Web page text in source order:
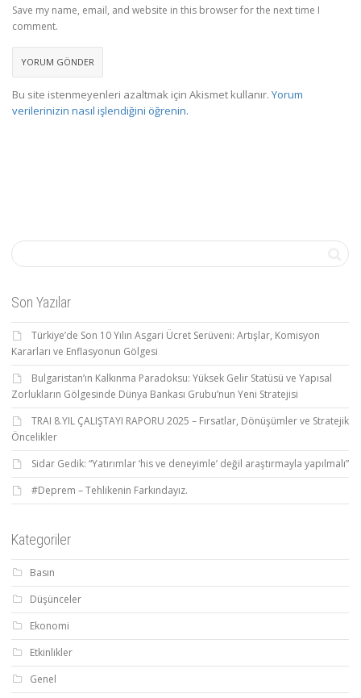
Save my name, email, and website in this browser for the next time I
comment.
Bu site istenmeyenleri azaltmak için Akismet kullanır. Yorum
verilerinizin nasıl işlendiğini öğrenin.
Son Yazılar
Türkiye’de Son 10 Yılın Asgari Ücret Serüveni: Artışlar, Komisyon
Kararları ve Enflasyonun Gölgesi
Bulgaristan’ın Kalkınma Paradoksu: Yüksek Gelir Statüsü ve Yapısal
Zorlukların Gölgesinde Dünya Bankası Grubu’nun Yeni Stratejisi
TRAI 8.YIL ÇALIŞTAYI RAPORU 2025 – Fırsatlar, Dönüşümler ve Stratejik
Öncelikler
Sidar Gedik: “Yatırımlar ‘his ve deneyimle’ değil araştırmayla yapılmalı”
#Deprem – Tehlikenin Farkındayız.
Kategoriler
Basın
Düşünceler
Ekonomi
Etkinlikler
Genel